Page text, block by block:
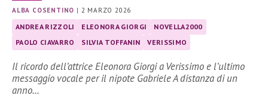
ALBA COSENTINO | 2 MARZO 2026
ANDREA RIZZOLI ELEONORA GIORGI
NOVELLA2000
PAOLO CIAVARRO
SILVIA TOFFANIN VERISSIMO
Il ricordo dell’attrice Eleonora Giorgi a Verissimo e l’ultimo
messaggio vocale per il nipote Gabriele A distanza di un
anno…